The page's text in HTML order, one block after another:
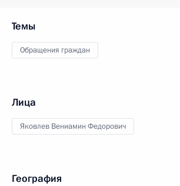
Темы
Обращения граждан
Лица
Яковлев Вениамин Федорович
География